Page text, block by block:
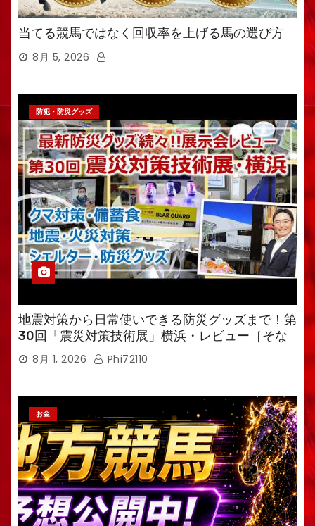
当てる競馬ではなく回収率を上げる馬の選び方
8月 5, 2026
防犯・防災グッズ
地震対策から日常使いできる防災グッズまで！第
30回「震災対策技術展」横浜・レビュー［そな
えるTV・高荷智也］
8月 1, 2026 Phi72110
お金